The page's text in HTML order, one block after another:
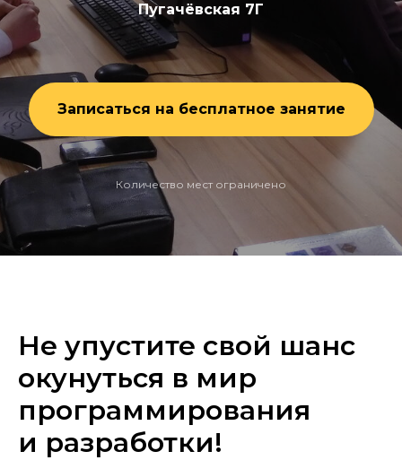
Пугачёвская 7Г
Записаться на бесплатное занятие
Количество мест ограничено
Не упустите свой шанс
окунуться в мир
программирования
и разработки!